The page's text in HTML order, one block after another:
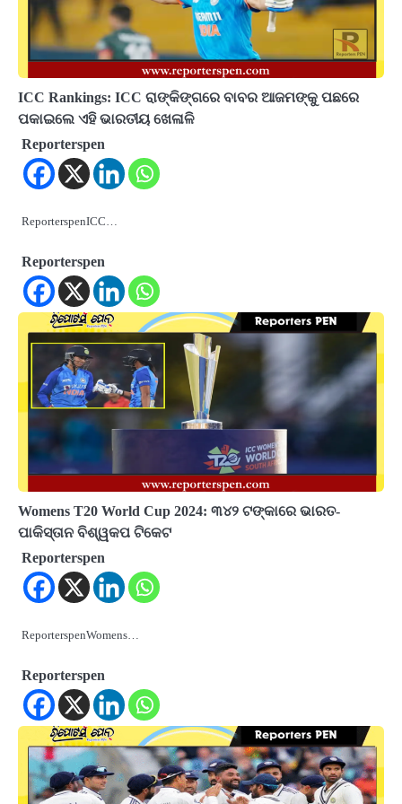
ICC Rankings: ICC ରାଙ୍କିଙ୍ଗରେ ବାବର ଆଜମଙ୍କୁ ପଛରେ
ପକାଇଲେ ଏହି ଭାରତୀୟ ଖେଳାଳି
Reporterspen
ReporterspenICC…
Reporterspen
Womens T20 World Cup 2024: ୩୪୨ ଟଙ୍କାରେ ଭାରତ-
ପାକିସ୍ତାନ ବିଶ୍ୱକପ ଟିକେଟ
Reporterspen
ReporterspenWomens…
Reporterspen